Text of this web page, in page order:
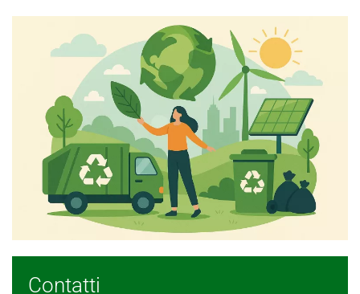
Contatti